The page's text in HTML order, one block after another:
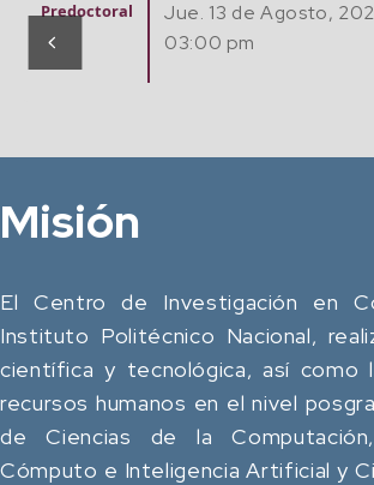
Computaci
Jue. 20 Agosto,
Misión
El Centro de Investigación en
Instituto Politécnico Nacional,
científica y tecnológica, así como
recursos humanos en el nivel
de Ciencias de la
Cómputo e Inteligencia Artificial y